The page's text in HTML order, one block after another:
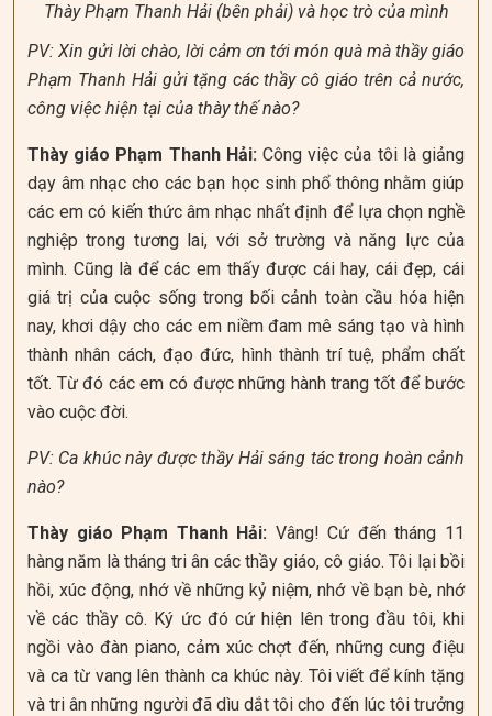
Thày Phạm Thanh Hải (bên phải) và học trò của mình
PV: Xin gửi lời chào, lời cảm ơn tới món quà mà thầy giáo
Phạm Thanh Hải gửi tặng các thầy cô giáo trên cả nước,
công việc hiện tại của thày thế nào?
Thày giáo Phạm Thanh Hải: Công việc của tôi là giảng
dạy âm nhạc cho các bạn học sinh phổ thông nhằm giúp
các em có kiến thức âm nhạc nhất định để lựa chọn nghề
nghiệp trong tương lai, với sở trường và năng lực của
mình. Cũng là để các em thấy được cái hay, cái đẹp, cái
giá trị của cuộc sống trong bối cảnh toàn cầu hóa hiện
nay, khơi dậy cho các em niềm đam mê sáng tạo và hình
thành nhân cách, đạo đức, hình thành trí tuệ, phẩm chất
tốt. Từ đó các em có được những hành trang tốt để bước
vào cuộc đời.
PV: Ca khúc này được thầy Hải sáng tác trong hoàn cảnh
nào?
Thày giáo Phạm Thanh Hải: Vâng! Cứ đến tháng 11
hàng năm là tháng tri ân các thầy giáo, cô giáo. Tôi lại bồi
hồi, xúc động, nhớ về những kỷ niệm, nhớ về bạn bè, nhớ
về các thầy cô. Ký ức đó cứ hiện lên trong đầu tôi, khi
ngồi vào đàn piano, cảm xúc chợt đến, những cung điệu
và ca từ vang lên thành ca khúc này. Tôi viết để kính tặng
và tri ân những người đã dìu dắt tôi cho đến lúc tôi trưởng